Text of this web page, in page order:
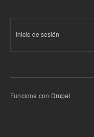
Inicio de sesión
Funciona con Drupal